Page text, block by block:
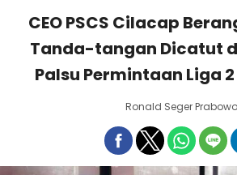
CEO PSCS Cilacap
Tanda-tangan Dicatut
Palsu Permintaan Liga
Ronald Seger Prabowo